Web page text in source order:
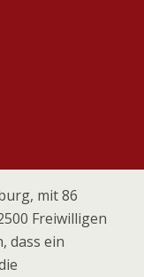
mit 86
Freiwilligen
dass ein